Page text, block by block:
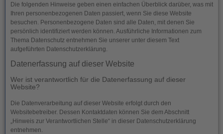
Die folgenden Hinweise geben einen einfachen Überblick darüber, was mit
Ihren personenbezogenen Daten passiert, wenn Sie diese Website
besuchen. Personenbezogene Daten sind alle Daten, mit denen Sie
persönlich identifiziert werden können. Ausführliche Informationen zum
Thema Datenschutz entnehmen Sie unserer unter diesem Text
aufgeführten Datenschutzerklärung.
Datenerfassung auf dieser Website
Wer ist verantwortlich für die Datenerfassung auf dieser
Website?
Die Datenverarbeitung auf dieser Website erfolgt durch den
Websitebetreiber. Dessen Kontaktdaten können Sie dem Abschnitt
„Hinweis zur Verantwortlichen Stelle“ in dieser Datenschutzerklärung
entnehmen.